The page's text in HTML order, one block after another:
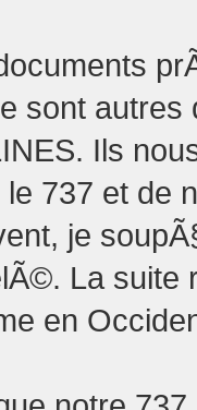
sont autres
Ils
le 737 et de
je
La suite
en